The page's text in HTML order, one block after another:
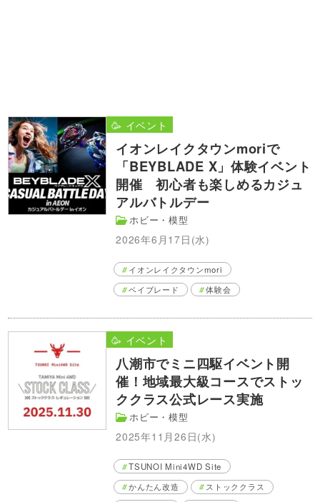
イオンレイクタウンmoriで
「BEYBLADE X」体験イベント
開催 初心者も楽しめるカジュ
アルバトルデー
ホビー・模型
2026年6月17日(水)
🥳 イベント
イオンレイクタウンmori
ベイブレード
体験会
八潮市でミニ四駆イベント開
催！地域最大級コースでストッ
ククラス公式レース実施
ホビー・模型
2025年11月26日(水)
🥳 イベント
TSUNOI Mini4WD Site
かんたん改造
ストッククラス